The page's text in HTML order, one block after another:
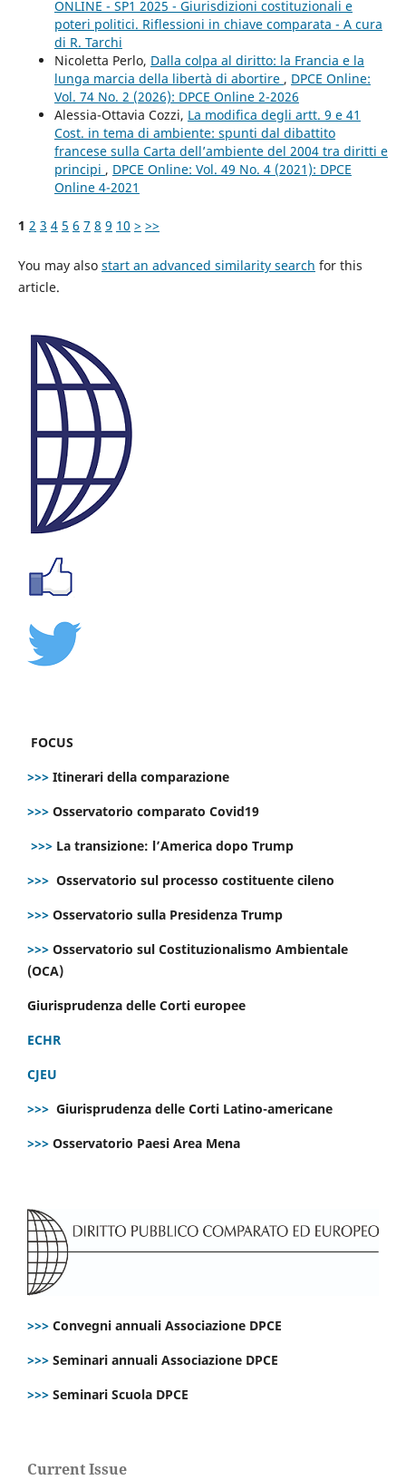
ONLINE - SP1 2025 - Giurisdizioni costituzionali e
poteri politici. Riflessioni in chiave comparata - A cura
di R. Tarchi
Nicoletta Perlo, Dalla colpa al diritto: la Francia e la
lunga marcia della libertà di abortire , DPCE Online:
Vol. 74 No. 2 (2026): DPCE Online 2-2026
Alessia-Ottavia Cozzi, La modifica degli artt. 9 e 41
Cost. in tema di ambiente: spunti dal dibattito
francese sulla Carta dell’ambiente del 2004 tra diritti e
principi , DPCE Online: Vol. 49 No. 4 (2021): DPCE
Online 4-2021
1 2 3 4 5 6 7 8 9 10 > >>
You may also start an advanced similarity search for this
article.
FOCUS
>>> Itinerari della comparazione
>>> Osservatorio comparato Covid19
>>> La transizione: l’America dopo Trump
>>> Osservatorio sul processo costituente cileno
>>> Osservatorio sulla Presidenza Trump
>>> Osservatorio sul Costituzionalismo Ambientale
(OCA)
Giurisprudenza delle Corti europee
ECHR
CJEU
>>> Giurisprudenza delle Corti Latino-americane
>>> Osservatorio Paesi Area Mena
>>> Convegni annuali Associazione DPCE
>>> Seminari annuali Associazione DPCE
>>> Seminari Scuola DPCE
Current Issue